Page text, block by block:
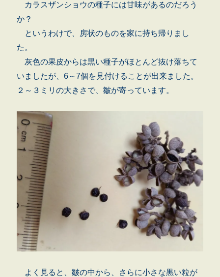
カラスザンショウの種子には甘味があるのだろう
か？
というわけで、房状のものを家に持ち帰りまし
た。
灰色の果皮からは黒い種子がほとんど抜け落ちて
いましたが、6～7個を見付けることが出来ました。
２～３ミリの大きさで、皺が寄っています。
よく見ると、皺の中から、さらに小さな黒い粒が